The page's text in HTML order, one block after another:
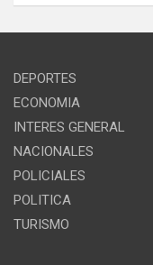
DEPORTES
ECONOMIA
INTERES GENERAL
NACIONALES
POLICIALES
POLITICA
TURISMO